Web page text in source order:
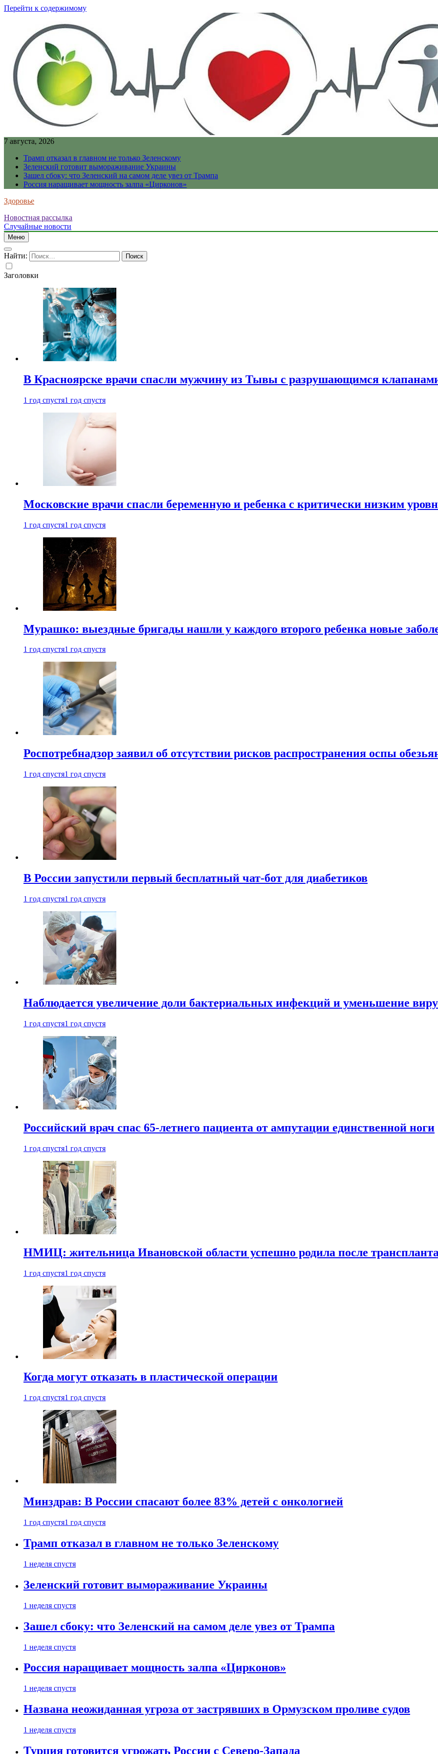
Перейти к содержимому
7 августа, 2026
Трамп отказал в главном не только Зеленскому
Зеленский готовит вымораживание Украины
Зашел сбоку: что Зеленский на самом деле увез от Трампа
Россия наращивает мощность залпа «Цирконов»
Здоровье
Новостная рассылка
Случайные новости
Меню
Найти:
Заголовки
В Красноярске врачи спасли мужчину из Тывы с разрушающимся
1 год спустя1 год спустя
Московские врачи спасли беременную и ребенка с критически низким
1 год спустя1 год спустя
Мурашко: выездные бригады нашли у каждого второго ребенка новые
1 год спустя1 год спустя
Роспотребнадзор заявил об отсутствии рисков распространения оспы
1 год спустя1 год спустя
В России запустили первый бесплатный чат-бот для диабетиков
1 год спустя1 год спустя
Наблюдается увеличение доли бактериальных инфекций и уменьшение
1 год спустя1 год спустя
Российский врач спас 65-летнего пациента от ампутации единственной ноги
1 год спустя1 год спустя
НМИЦ: жительница Ивановской области успешно родила после
1 год спустя1 год спустя
Когда могут отказать в пластической операции
1 год спустя1 год спустя
Минздрав: В России спасают более 83% детей с онкологией
1 год спустя1 год спустя
Трамп отказал в главном не только Зеленскому
1 неделя спустя
Зеленский готовит вымораживание Украины
1 неделя спустя
Зашел сбоку: что Зеленский на самом деле увез от Трампа
1 неделя спустя
Россия наращивает мощность залпа «Цирконов»
1 неделя спустя
Названа неожиданная угроза от застрявших в Ормузском проливе судов
1 неделя спустя
Турция готовится угрожать России с Северо-Запада